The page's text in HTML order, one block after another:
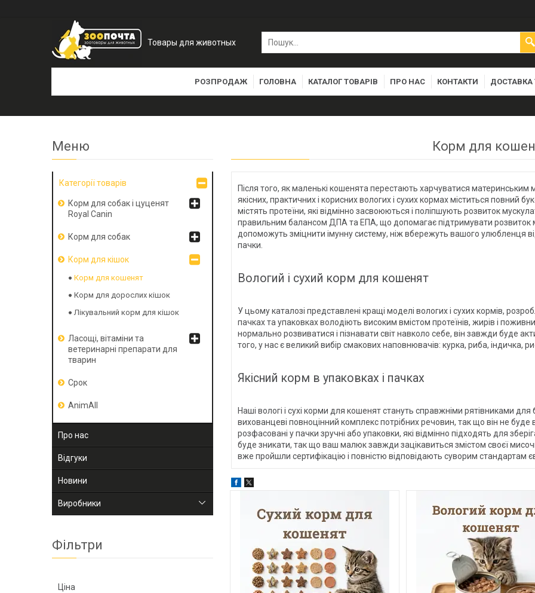
Товары для животных
РОЗПРОДАЖ ГОЛОВНА КАТАЛОГ ТОВАРІВ ПРО НАС КОНТАКТИ ДОСТАВКА
Корм для
Після того, як маленькі кошенята перестають харчуватися
якісних, практичних і корисних вологих і сухих кормах міститься повний
містять протеїни, які відмінно засвоюються і поліпшують розвиток
правильним балансом ДПА та ЕПА, що допомагає підтримувати розвиток
допоможуть зміцнити імунну систему, ніж вбережуть вашого улюбленця
пачки.
Вологий і сухий корм для кошенят
У цьому каталозі представлені кращі моделі вологих і сухих кормів,
пачках та упаковках володіють високим вмістом протеїнів, жирів і
нормально розвиватися і пізнавати світ навколо себе, він завжди буде
того, у нас є великий вибір смакових наповнювачів: курка, риба, індичка,
Якісний корм в упаковках і пачках
Наші вологі і сухі корми для кошенят стануть справжніми рятівниками
вихованцеві повноцінний комплекс потрібних речовин, так що він не
розфасовані у пачки зручні або упаковки, які відмінно підходять для
буде зникати, так що ваш малюк завжди зацікавиться змістом своєї
вже пройшли сертифікацію і повністю відповідають суворим стандартам
Категорії товарів
Корм для собак і цуценят
Royal Canin
Корм для собак
Корм для кішок
Корм для кошенят
Корм для дорослих кішок
Лікувальний корм для кішок
Ласощі, вітаміни та
ветеринарні препарати для
тварин
Срок
AnimAll
Про нас
Відгуки
Новини
Виробники
Фільтри
Ціна